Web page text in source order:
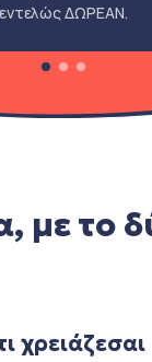
εντελώς ΔΩΡΕΑΝ.
με το
χρειάζεσαι